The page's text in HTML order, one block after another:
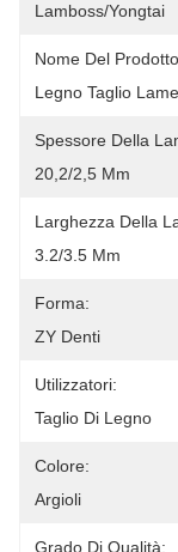
Lamboss/yongtai
Nome Del
Legno Taglio
Spessore Della
20,2/2,5 Mm
Larghezza Della
3.2/3.5 Mm
Forma:
ZY Denti
Utilizzatori:
Taglio Di Legno
Colore:
Argioli
Grado Di Qualità: